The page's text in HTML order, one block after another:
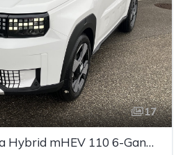
17
FIAT Grande Panda Hybrid mHEV 110 6-Gang eDCT LaPrima